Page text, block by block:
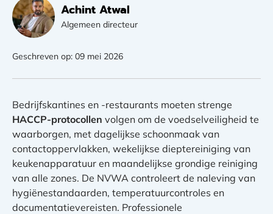
Achint Atwal
Algemeen directeur
Geschreven op: 09 mei 2026
Bedrijfskantines en -restaurants moeten strenge
HACCP-protocollen volgen om de voedselveiligheid te
waarborgen, met dagelijkse schoonmaak van
contactoppervlakken, wekelijkse dieptereiniging van
keukenapparatuur en maandelijkse grondige reiniging
van alle zones. De NVWA controleert de naleving van
hygiënestandaarden, temperatuurcontroles en
documentatievereisten. Professionele